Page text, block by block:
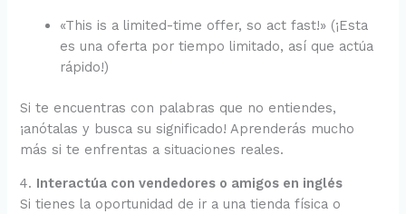
«This is a limited-time offer, so act fast!» (¡Esta
es una oferta por tiempo limitado, así que actúa
rápido!)
Si te encuentras con palabras que no entiendes,
¡anótalas y busca su significado! Aprenderás mucho
más si te enfrentas a situaciones reales.
4. Interactúa con vendedores o amigos en inglés
Si tienes la oportunidad de ir a una tienda física o